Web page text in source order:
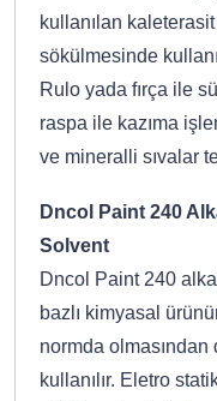
kullanılan
sökülmesinde
Rulo yada fırça ile
raspa ile kazıma
ve mineralli sıvalar
Dncol Paint 240
Solvent
Dncol Paint 240
bazlı kimyasal
normda olmasından
kullanılır. Eletro